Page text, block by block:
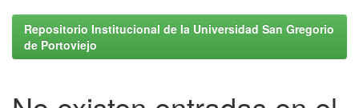
Repositorio Institucional de la Universidad San Gregorio
de Portoviejo